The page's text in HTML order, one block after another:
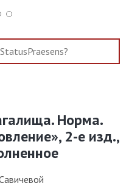
Норма.
2-е изд.,